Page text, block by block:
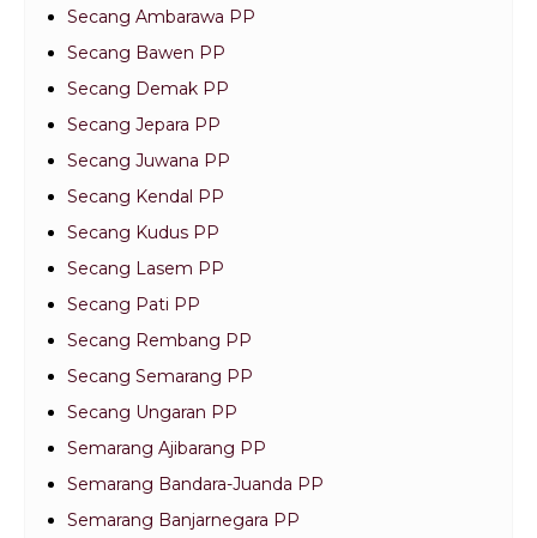
Secang Ambarawa PP
Secang Bawen PP
Secang Demak PP
Secang Jepara PP
Secang Juwana PP
Secang Kendal PP
Secang Kudus PP
Secang Lasem PP
Secang Pati PP
Secang Rembang PP
Secang Semarang PP
Secang Ungaran PP
Semarang Ajibarang PP
Semarang Bandara-Juanda PP
Semarang Banjarnegara PP